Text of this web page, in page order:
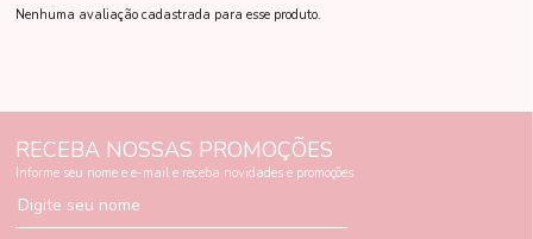
Nenhuma avaliação cadastrada para esse produto.
RECEBA NOSSAS PROMOÇÕES
Informe seu nome e e-mail e receba novidades e promoções
Digite seu nome